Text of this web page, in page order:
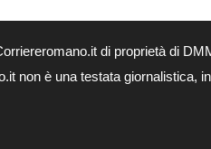
di proprietà di
non è una testata giornalistica,